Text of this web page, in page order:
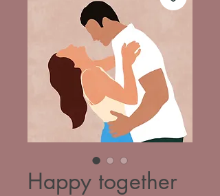
Happy together